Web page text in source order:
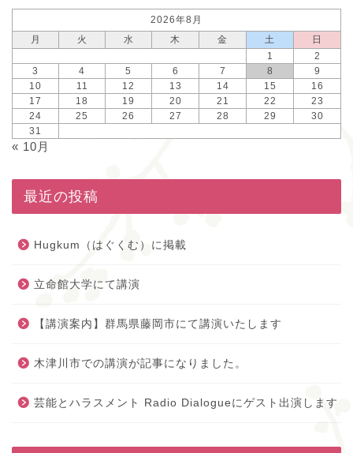
2026年8月
月
火 水 木 金 土
日
1
2
3
4 5 6 7 8
9
10
11 12 13 14 15
16
17
18 19 20 21 22
23
24
25 26 27 28 29
30
31
« 10月
最近の投稿
Hugkum（はぐくむ）に掲載
立命館大学にて講演
【講演案内】群馬県藤岡市にて講演いたします
木津川市での講演が記事になりました。
芸能とハラスメント Radio Dialogueにゲスト出演します